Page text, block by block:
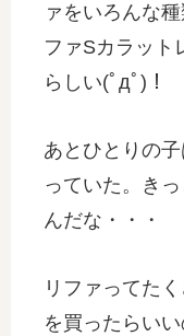
ァをいろんな
ファSカラット
らしい(ﾟдﾟ)！
あとひとりの
っていた。き
んだな・・・
リファってた
を買ったらい